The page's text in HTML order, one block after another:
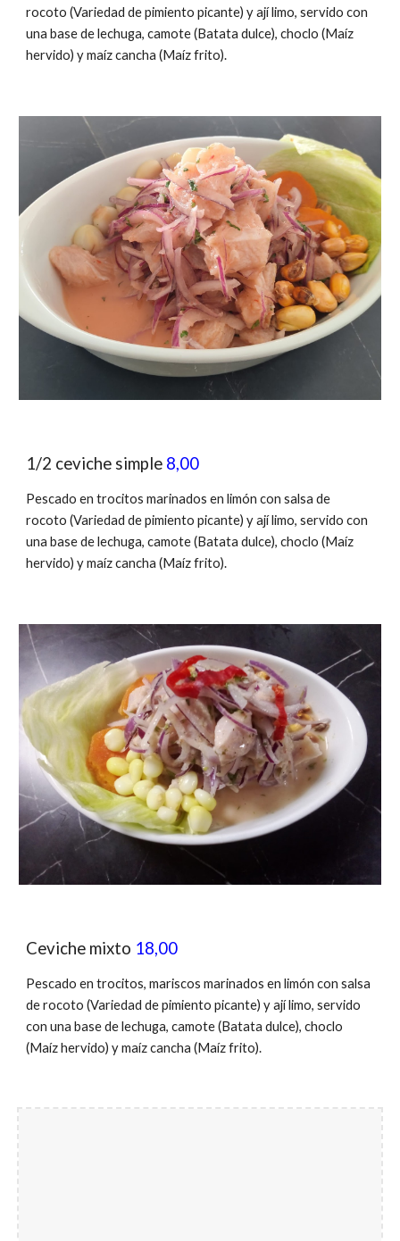
rocoto (Variedad de pimiento picante) y ají limo, servido con
una base de lechuga, camote (Batata dulce), choclo (Maíz
hervido) y maíz cancha (Maíz frito).
1/2 ceviche simple 8,00
Pescado en trocitos marinados en limón con salsa de
rocoto (Variedad de pimiento picante) y ají limo, servido con
una base de lechuga, camote (Batata dulce), choclo (Maíz
hervido) y maíz cancha (Maíz frito).
Ceviche mixto 18,00
Pescado en trocitos, mariscos marinados en limón con salsa
de rocoto (Variedad de pimiento picante) y ají limo, servido
con una base de lechuga, camote (Batata dulce), choclo
(Maízhervido) y maíz cancha (Maíz frito).